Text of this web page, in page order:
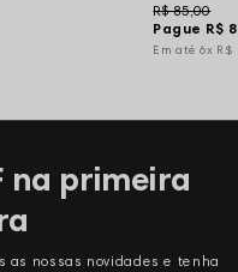
Pague R$
R$ 85,00
6x R$
na primeira
as nossas novidades e tenha